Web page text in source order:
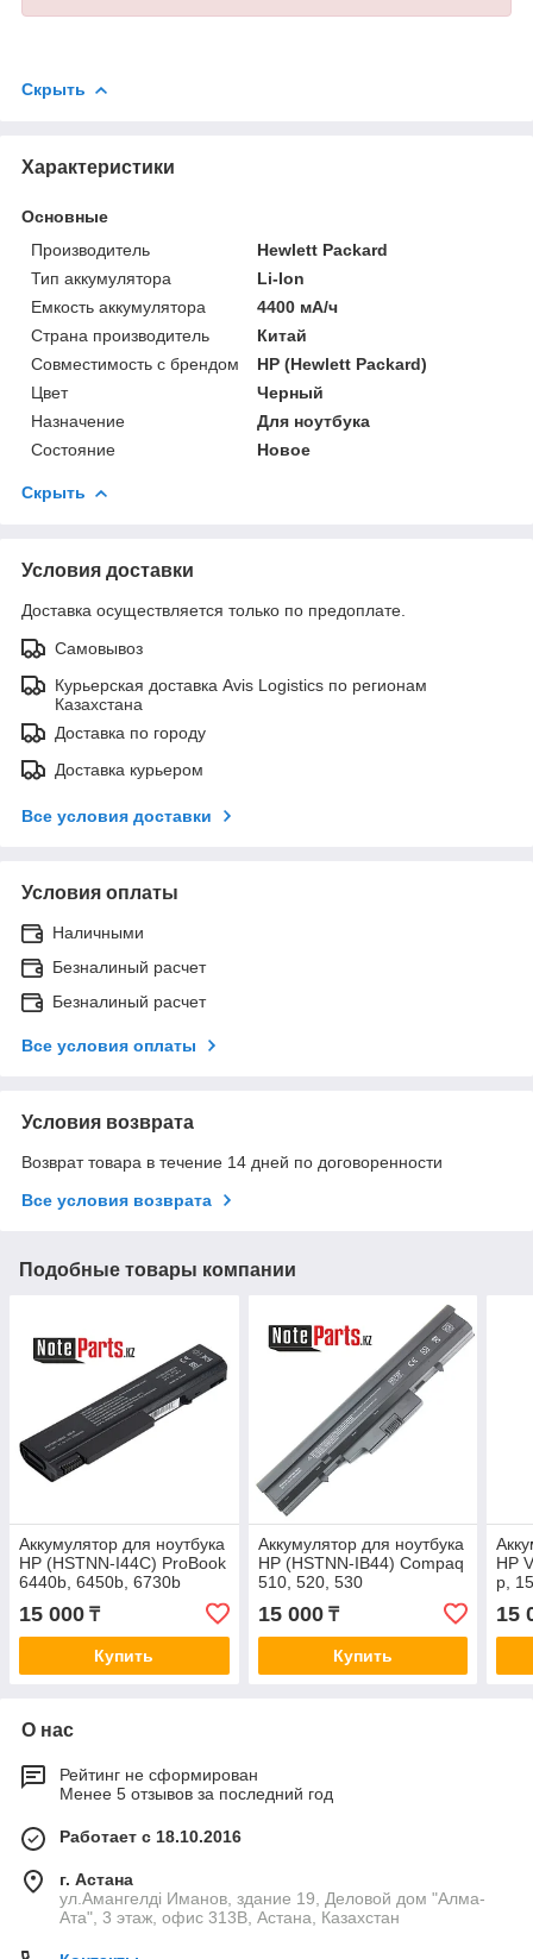
Скрыть
Характеристики
Основные
Производитель
Hewlett Packard
Тип аккумулятора
Li-Ion
Емкость аккумулятора
4400 мА/ч
Страна производитель
Китай
Совместимость с брендом
HP (Hewlett Packard)
Цвет
Черный
Назначение
Для ноутбука
Состояние
Новое
Скрыть
Условия доставки
Доставка осуществляется только по предоплате.
Самовывоз
Курьерская доставка Avis Logistics по регионам
Казахстана
Доставка по городу
Доставка курьером
Все условия доставки
Условия оплаты
Наличными
Безналиный расчет
Безналиный расчет
Все условия оплаты
Условия возврата
Возврат товара в течение 14 дней по договоренности
Все условия возврата
Подобные товары компании
Аккумулятор для ноутбука
HP (HSTNN-I44C) ProBook
6440b, 6450b, 6730b
15 000 ₸
Купить
Аккумулятор для ноутбука
HP (HSTNN-IB44) Compaq
510, 520, 530
15 000₸
Купить
HP
p,
15
О нас
Рейтинг не сформирован
Менее 5 отзывов за последний год
Работает с 18.10.2016
г. Астана
ул.Амангелді Иманов, здание 19, Деловой дом "Алма-
Ата", 3 этаж, офис 313В, Астана, Казахстан